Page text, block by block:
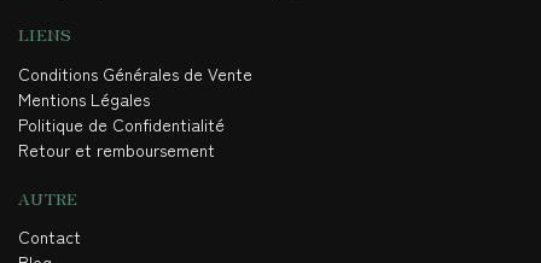
LIENS
Conditions Générales de Vente
Mentions Légales
Politique de Confidentialité
Retour et remboursement
AUTRE
Contact